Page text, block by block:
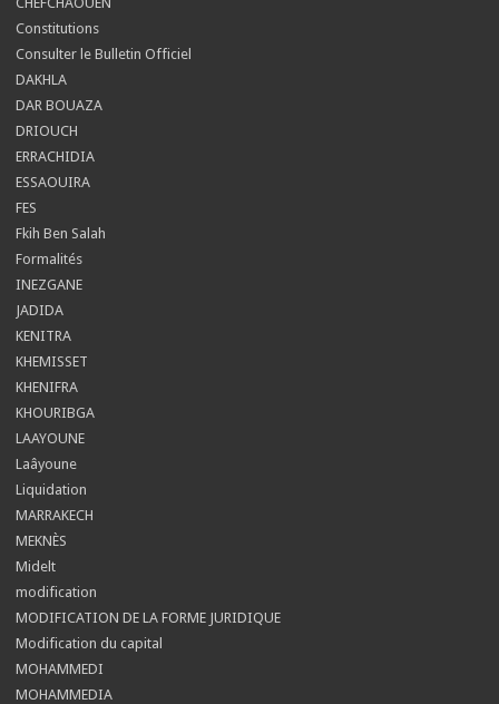
Constitutions
Consulter le Bulletin Officiel
DAKHLA
DAR BOUAZA
DRIOUCH
ERRACHIDIA
ESSAOUIRA
FES
Fkih Ben Salah
Formalités
INEZGANE
JADIDA
KENITRA
KHEMISSET
KHENIFRA
KHOURIBGA
LAAYOUNE
Laâyoune
Liquidation
MARRAKECH
MEKNÈS
Midelt
modification
MODIFICATION DE LA FORME JURIDIQUE
Modification du capital
MOHAMMEDI
MOHAMMEDIA